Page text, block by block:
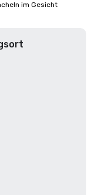
im Gesicht